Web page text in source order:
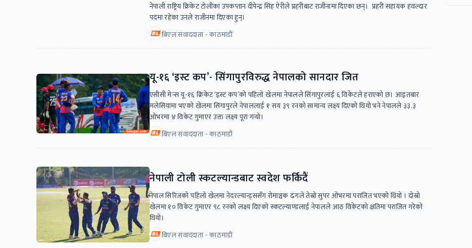
नेपाली राष्ट्रिय क्रिकेट टोलीका उपकप्तान दीपेन्द्र सिंह ऐरीले प्रहरीबाट राजीनामा दिएका छन्। प्रहरी सहायक हवल्दार
पदमा रहेका उनले राजीनमा दिएका हुन्।
बिएल संवाददाता - काठमाडाैं
यू-१६ ‘इस्ट कप’- सिंगापुरविरुद्ध नेपालको सानदार जित
एसीसी मेन्स यू-१६ क्रिकेट ‘इस्ट कप’को पहिलो खेलमा नेपालले सिंगापुरलाई ६ विकेटले हराएको छ। आइतबार
मलेसियामा भएको खेलमा सिंगापुरले नेपाललाई १ सय ३९ रनको सामान्य लक्ष्य दिएको थियो भने नेपालले ३३.३
ओभरमा ४ विकेट गुमाएर उक्त लक्ष्य पूरा गर्‍यो।
बिएल संवाददाता - काठमाडौं
नेपाली टोली स्कटल्यान्डबाट स्वदेश फर्किदैं
नेपाल सिरिजको पहिलो खेलमा नेदरल्यान्ड्ससँग रोमाञ्चक ढंगले तेस्रो सुपर ओभरमा पराजित भएको थियो । दोस्रो
खेलमा १० विकेट गुमाएर ९८ रनको लक्ष्य दिएको स्कटल्याण्डलाई नेपालले आठ विकेटको क्षतिमा पराजित गरेको
थियो।
बिएल संवाददाता - काठमाडाैं